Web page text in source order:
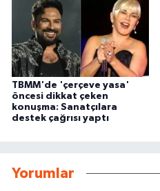
TBMM'de 'çerçeve yasa'
öncesi dikkat çeken
konuşma: Sanatçılara
destek çağrısı yaptı
Yorumlar